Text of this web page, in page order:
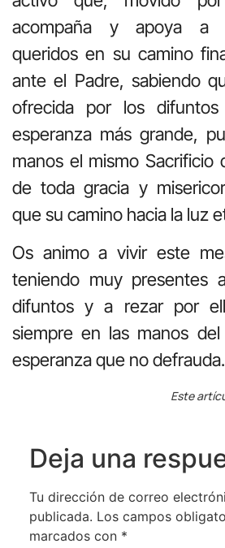
acompaña y apoya a
queridos en su camino
ante el Padre, sabiendo
ofrecida por los
esperanza más grande,
manos el mismo Sacrificio
de toda gracia y
que su camino hacia la luz
Os animo a vivir este
teniendo muy presentes
difuntos y a rezar por
siempre en las manos
esperanza que no defrauda.
Este
Deja una
Tu dirección de correo
publicada. Los campos
marcados con *